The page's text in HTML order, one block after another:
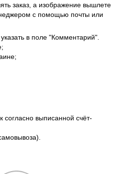
заказ, а изображение вышлете
с помощью почты или
в поле "Комментарий".
выписанной счёт-